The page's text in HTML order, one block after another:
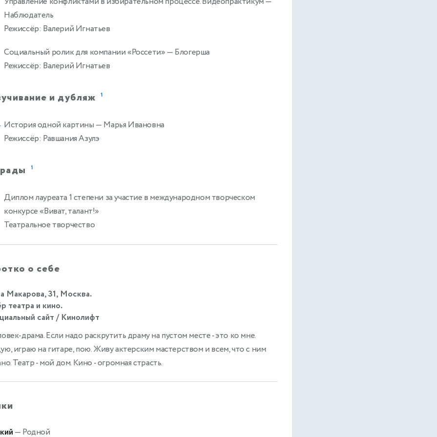
Наблюдатель
Режиссёр: Валерий Игнатьев
Социальный ролик для компании «Россети» — Блогерша
Режиссёр: Валерий Игнатьев
и дубляж1
История одной картины — Марья Ивановна
Режиссёр: Равшания Азулэ
1
Диплом лауреата 1 степени за участие в международном творческом
конкурсе «Виват, талант!»
Театральное творчество
о себе
Макарова, 31, Москва.
театра и кино.
сайт / Кинолифт
драма. Если надо раскрутить драму на пустом месте - это ко мне.
играю на гитаре, пою. Живу актерским мастерством и всем, что с ним
Театр - мой дом. Кино - огромная страсть.
— Родной